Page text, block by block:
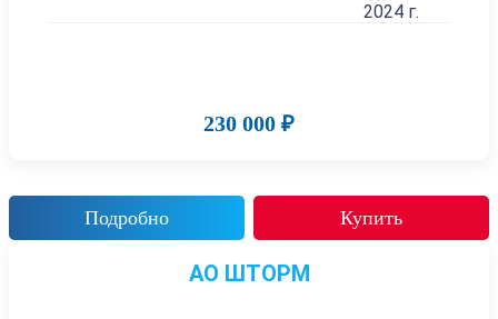
2024 г.
230 000 ₽
Подробно Купить
АО ШТОРМ